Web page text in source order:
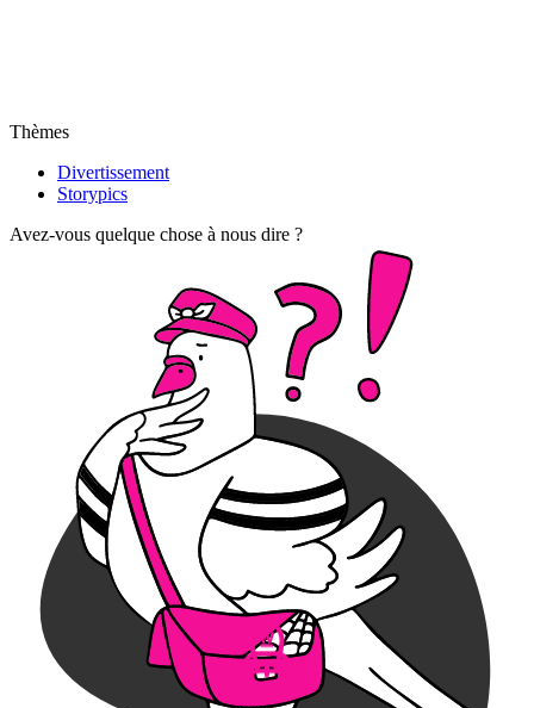
Thèmes
Divertissement
Storypics
Avez-vous quelque chose à nous dire ?